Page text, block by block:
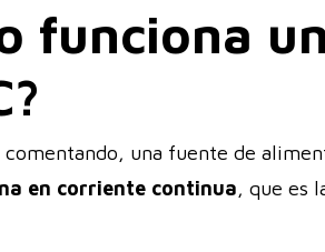
funciona
comentando, una fuente de
en corriente continua, que es